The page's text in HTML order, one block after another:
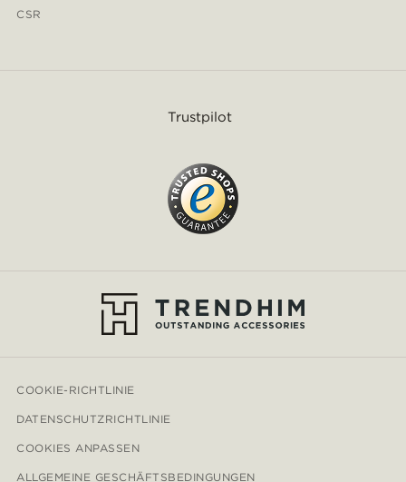
CSR
Trustpilot
COOKIE-RICHTLINIE
DATENSCHUTZRICHTLINIE
COOKIES ANPASSEN
ALLGEMEINE GESCHÄFTSBEDINGUNGEN